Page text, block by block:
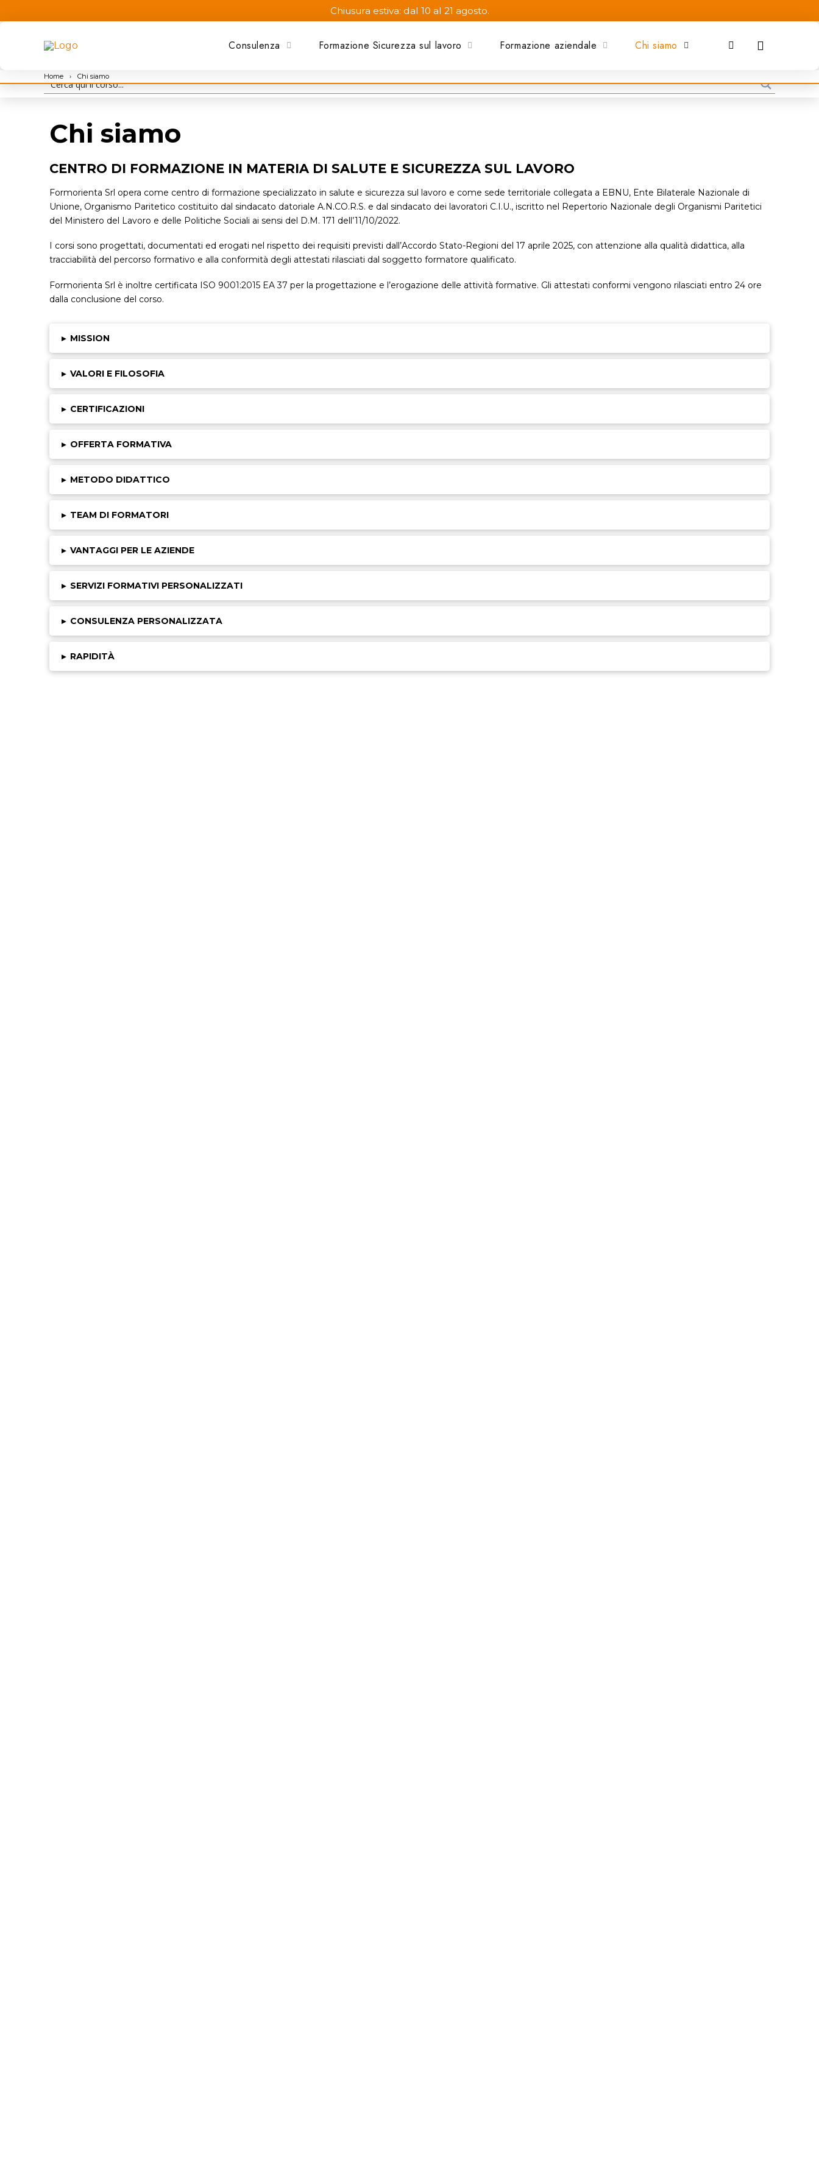
Chiusura estiva: dal 10 al 21 agosto.
Consulenza Formazione Sicurezza sul lavoro Formazione aziendale Chi siamo
Home › Chi siamo
Chi siamo
CENTRO DI FORMAZIONE IN MATERIA DI SALUTE E SICUREZZA SUL LAVORO
Formorienta Srl opera come centro di formazione specializzato in salute e sicurezza sul lavoro e come sede territoriale collegata a EBNU, Ente Bilaterale Nazionale di
Unione, Organismo Paritetico costituito dal sindacato datoriale A.N.CO.R.S. e dal sindacato dei lavoratori C.I.U., iscritto nel Repertorio Nazionale degli Organismi Paritetici
del Ministero del Lavoro e delle Politiche Sociali ai sensi del D.M. 171 dell’11/10/2022.
I corsi sono progettati, documentati ed erogati nel rispetto dei requisiti previsti dall’Accordo Stato-Regioni del 17 aprile 2025, con attenzione alla qualità didattica, alla
tracciabilità del percorso formativo e alla conformità degli attestati rilasciati dal soggetto formatore qualificato.
Formorienta Srl è inoltre certificata ISO 9001:2015 EA 37 per la progettazione e l’erogazione delle attività formative. Gli attestati conformi vengono rilasciati entro 24 ore
dalla conclusione del corso.
▸ MISSION
▸ VALORI E FILOSOFIA
▸ CERTIFICAZIONI
▸ OFFERTA FORMATIVA
▸ METODO DIDATTICO
▸ TEAM DI FORMATORI
▸ VANTAGGI PER LE AZIENDE
▸ SERVIZI FORMATIVI PERSONALIZZATI
▸ CONSULENZA PERSONALIZZATA
▸ RAPIDITÀ